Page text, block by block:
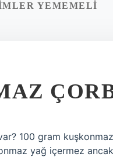
YEMEMELI
100 gram
yağ içermez